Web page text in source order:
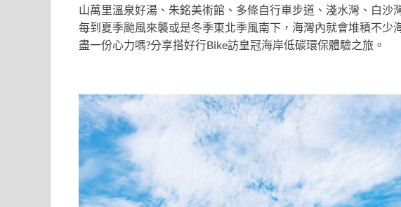
山萬里溫泉好湯、朱銘美術館、多條自行車步道、淺水灣、白沙
每到夏季颱風來襲或是冬季東北季風南下，海灣內就會堆積不少
盡一份心力嗎?分享搭好行Bike訪皇冠海岸低碳環保體驗之旅。